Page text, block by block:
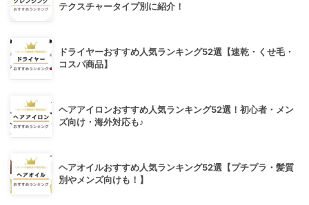
テクスチャータイプ別に紹介！
ドライヤーおすすめ人気ランキング52選【速乾・くせ毛・
コスパ商品】
ヘアアイロンおすすめ人気ランキング52選！初心者・メン
ズ向け・海外対応も♪
ヘアオイルおすすめ人気ランキング52選【プチプラ・髪質
別やメンズ向けも！】